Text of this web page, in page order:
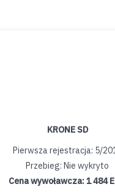
KRONE SD
Pierwsza rejestracja: 5/
Przebieg: Nie wykryto
Cena wywoławcza:1 484